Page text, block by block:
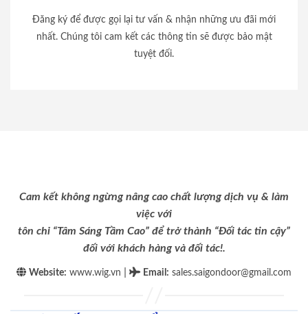
Đăng ký để được gọi lại tư vấn & nhận những ưu đãi mới
nhất. Chúng tôi cam kết các thông tin sẽ được bảo mật
tuyệt đối.
Cam kết không ngừng nâng cao chất lượng dịch vụ & làm
việc với
tôn chỉ “Tâm Sáng Tầm Cao” để trở thành “Đối tác tin cậy”
đối với khách hàng và đối tác!.
Website: www.wig.vn Email : sales.saigondoor@gmail.com